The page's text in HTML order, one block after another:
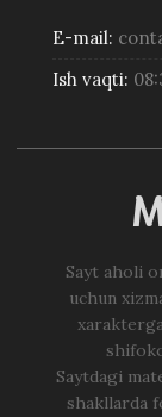
Sayt aholi
uchun
Saytdagi
shakllarda
E-mail:
Ish vaqti: